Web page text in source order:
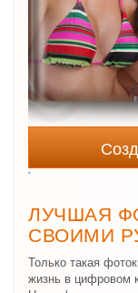
`
ЛУЧШАЯ
СВОИМИ
Только такая
жизнь в цифровом